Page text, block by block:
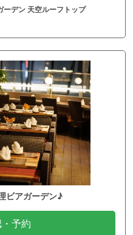
デン 天空ルーフトップ
ビアガーデン♪
予約